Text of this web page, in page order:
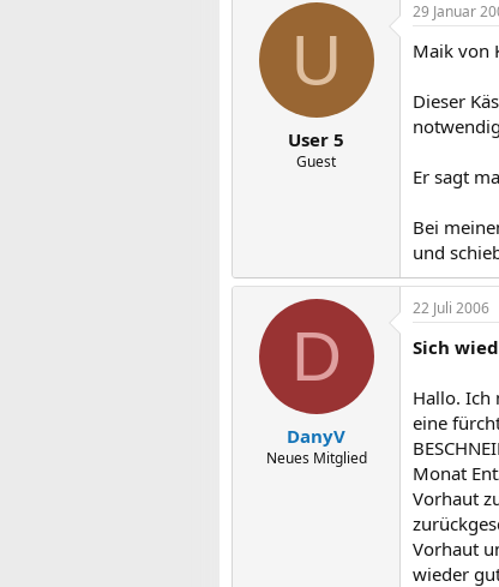
U
User 5
Guest
29 Januar
Maik von
Dieser
Er sagt
Bei
und
D
DanyV
Neues Mitglied
22 Juli 2006
Sich
Hallo. Ich
eine
Monat
Vorhaut
Vorhaut
wieder